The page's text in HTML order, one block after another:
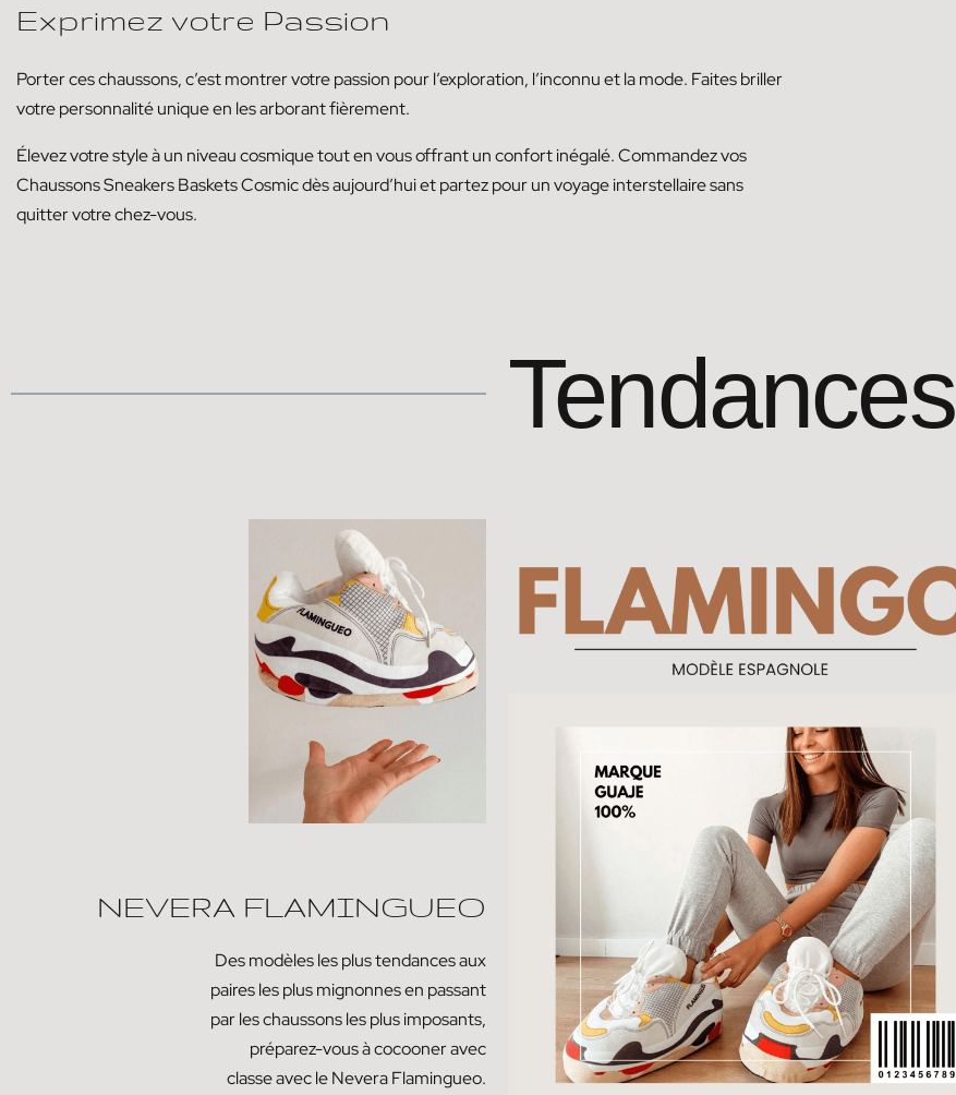
Exprimez votre Passion
Porter ces chaussons, c’est montrer votre passion pour l’exploration, l’inconnu et la mode. Faites briller
votre personnalité unique en les arborant fièrement.
Élevez votre style à un niveau cosmique tout en vous offrant un confort inégalé. Commandez vos
Chaussons Sneakers Baskets Cosmic dès aujourd’hui et partez pour un voyage interstellaire sans
quitter votre chez-vous.
Tendances
NEVERA FLAMINGUEO
Des modèles les plus tendances aux
paires les plus mignonnes en passant
par les chaussons les plus imposants,
préparez-vous à cocooner avec
classe avec le Nevera Flamingueo.